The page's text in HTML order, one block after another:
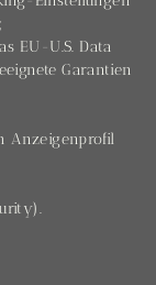
EU-U.S. Data
Garantien
Anzeigenprofil